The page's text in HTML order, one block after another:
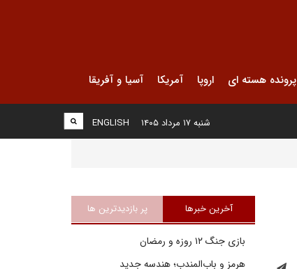
پرونده هسته ای اروپا آمریکا آسیا و آفریقا
ENGLISH شنبه ۱۷ مرداد ۱۴۰۵
آخرین خبرها پر بازدیدترین ها
بازی جنگ ۱۲ روزه و رمضان
هرمز و باب‌المندب؛ هندسه جدید